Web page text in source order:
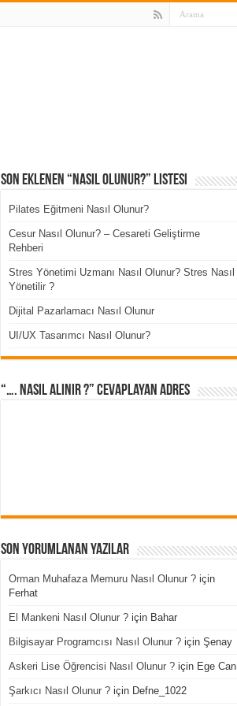
Son Eklenen “Nasıl Olunur?” Listesi
Pilates Eğitmeni Nasıl Olunur?
Cesur Nasıl Olunur? – Cesareti Geliştirme
Rehberi
Stres Yönetimi Uzmanı Nasıl Olunur? Stres Nasıl
Yönetilir ?
Dijital Pazarlamacı Nasıl Olunur
UI/UX Tasarımcı Nasıl Olunur?
“…. Nasıl Alınır ?” cevaplayan adres
Son Yorumlanan Yazılar
Orman Muhafaza Memuru Nasıl Olunur ?için
Ferhat
El Mankeni Nasıl Olunur ?için Bahar
Bilgisayar Programcısı Nasıl Olunur ?için Şenay
Askeri Lise Öğrencisi Nasıl Olunur ?için Ege Can
Şarkıcı Nasıl Olunur ?için Defne_1022